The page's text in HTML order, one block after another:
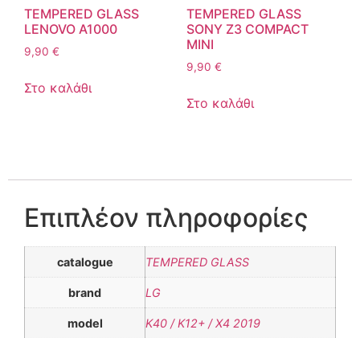
TEMPERED GLASS
LENOVO A1000
9,90 €
Στο καλάθι
TEMPERED GLASS
SONY Z3 COMPACT
MINI
9,90 €
Στο καλάθι
Επιπλέον πληροφορίες
catalogue TEMPERED GLASS
brand LG
model K40 / K12+ / X4 2019